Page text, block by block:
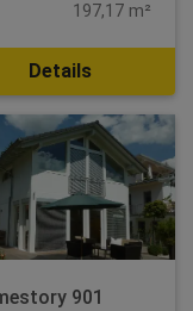
197,17 m²
Details
901